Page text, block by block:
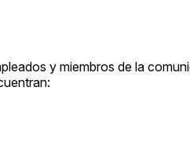
y miembros de la